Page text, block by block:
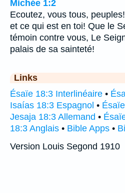
Michée 1:2
Ecoutez, vous tous,
et ce qui est en toi! Que le
témoin contre vous, Le
palais de sa sainteté!
Links
Ésaïe 18:3 Interlinéaire •
Isaías 18:3 Espagnol •
Jesaja 18:3 Allemand •
18:3 Anglais • Bible Apps •
Version Louis Segond 1910